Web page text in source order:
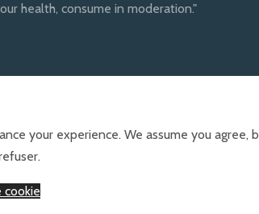
health, consume in moderation."
your experience. We assume you
cookie